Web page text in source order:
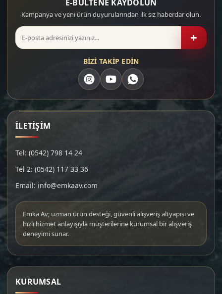
E-BÜLTENE KAYDOLUN
Kampanya ve yeni ürün duyurularından ilk siz haberdar olun.
+
BİZİ TAKİP EDİN
İLETİŞİM
Tel: (0542) 798 14 24
Tel 2: (0542) 117 33 36
Email: info@emkaav.com
Emka Av; uzman ürün desteği, güvenli alışveriş altyapısı ve
hızlı hizmet anlayışıyla müşterilerine kurumsal bir alışveriş
deneyimi sunar.
KURUMSAL